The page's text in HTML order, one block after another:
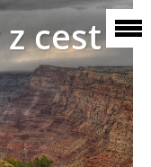
z cest